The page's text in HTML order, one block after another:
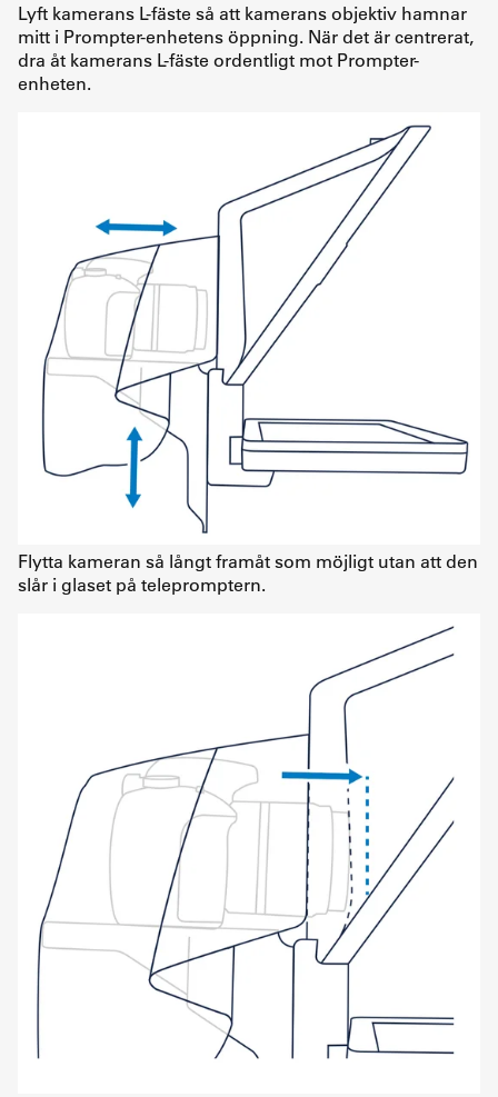
Lyft kamerans L-fäste så att kamerans objektiv hamnar
mitt i Prompter-enhetens öppning. När det är centrerat,
dra åt kamerans L-fäste ordentligt mot Prompter-
enheten.
Flytta kameran så långt framåt som möjligt utan att den
slår i glaset på telepromptern.